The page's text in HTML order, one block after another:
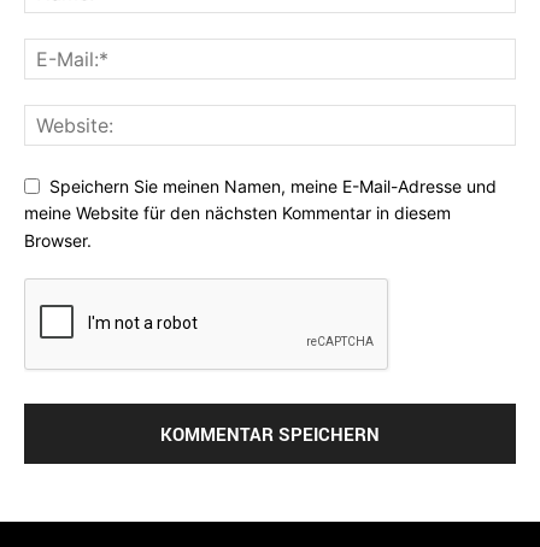
Speichern Sie meinen Namen, meine E-Mail-Adresse und
meine Website für den nächsten Kommentar in diesem
Browser.